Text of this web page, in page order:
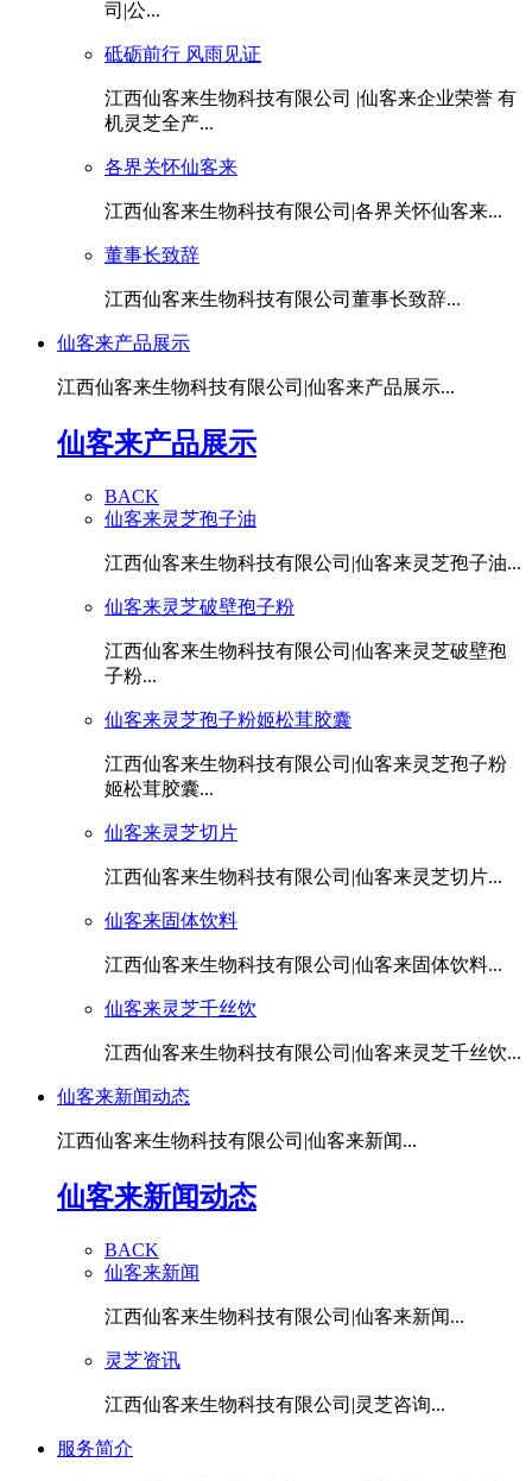
司|公...
砥砺前行 风雨见证
江西仙客来生物科技有限公司 |仙客来企业荣誉 有
机灵芝全产...
各界关怀仙客来
江西仙客来生物科技有限公司|各界关怀仙客来...
董事长致辞
江西仙客来生物科技有限公司董事长致辞...
仙客来产品展示
江西仙客来生物科技有限公司|仙客来产品展示...
仙客来产品展示
BACK
仙客来灵芝孢子油
江西仙客来生物科技有限公司|仙客来灵芝孢子油...
仙客来灵芝破壁孢子粉
江西仙客来生物科技有限公司|仙客来灵芝破壁孢
子粉...
仙客来灵芝孢子粉姬松茸胶囊
江西仙客来生物科技有限公司|仙客来灵芝孢子粉
姬松茸胶囊...
仙客来灵芝切片
江西仙客来生物科技有限公司|仙客来灵芝切片...
仙客来固体饮料
江西仙客来生物科技有限公司|仙客来固体饮料...
仙客来灵芝千丝饮
江西仙客来生物科技有限公司|仙客来灵芝千丝饮...
仙客来新闻动态
江西仙客来生物科技有限公司|仙客来新闻...
仙客来新闻动态
BACK
仙客来新闻
江西仙客来生物科技有限公司|仙客来新闻...
灵芝资讯
江西仙客来生物科技有限公司|灵芝咨询...
服务简介